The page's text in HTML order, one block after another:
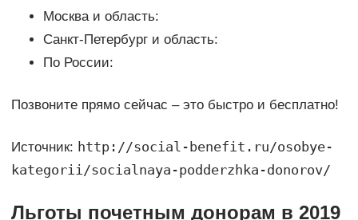
Москва и область:
Санкт-Петербург и область:
По России:
Позвоните прямо сейчас – это быстро и бесплатно!
Источник: http://social-benefit.ru/osobye-
kategorii/socialnaya-podderzhka-donorov/
Льготы почетным донорам в 2019